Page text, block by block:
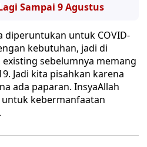
Sampai 9 Agustus
diperuntukan untuk COVID-
kebutuhan, jadi di
sebelumnya memang
Jadi kita pisahkan karena
ada paparan. InsyaAllah
kebermanfaatan